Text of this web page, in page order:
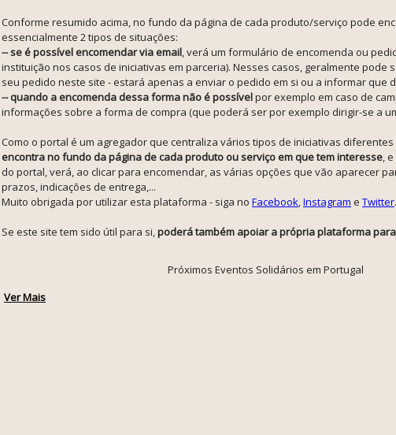
Conforme resumido acima, no fundo da página de cada produto/serviço pode
essencialmente 2 tipos de situações:
-- se é possível encomendar via email , verá um formulário de encomenda ou
instituição nos casos de iniciativas em parceria). Nesses casos, geralmente
seu pedido neste site - estará apenas a enviar o pedido em si ou a informar
-- quando a encomenda dessa forma não é possívelpor exemplo em caso de
informações sobre a forma de compra (que poderá ser por exemplo dirigir-se a
Como o portal é um agregador que centraliza vários tipos de iniciativas
encontra no fundo da página de cada produto ou serviço em que tem interesse ,
do portal, verá, ao clicar para encomendar, as várias opções que vão aparecer
prazos, indicações de entrega,...
Muito obrigada por utilizar esta plataforma - siga no Facebook Instagram e Twitter.
Se este site tem sido útil para si, poderá também apoiar a própria plataforma
Próximos Eventos Solidários em Portugal
Ver Mais